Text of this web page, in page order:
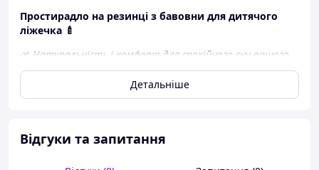
Простирадло на резинці з бавовни для дитячого
ліжечка 🍼
🌿 Натуральність і комфорт для спокійного сну вашого
малюка
простирадло на резинці з 100% бавовни
на дотик і ідеально підходить для ніжної дитячої шкіри.
Завдяки резинці простирадло надійно фіксується на
Детальніше
Відгуки та запитання